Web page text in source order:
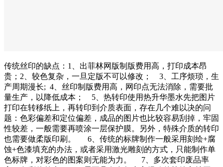
传统丝印的缺点：1、出菲林网版制版费用高，打印成本昂
贵；2、较色复杂，一旦定版不可以修改； 3、工序烦琐，生
产周期漫长; 4、丝印制版费用高，网印点无法消除，需要批
量生产，以降低成本； 5、热转印使用热升华墨水先把图片
打印在转移纸上，再转印到介质表面，存在几个难以决的问
题：色彩偏差和定位偏差，成品的图片也比较容易刮掉，牢固
性较差，一般需要再喷涂一层保护膜。另外，特殊介质的转印
也需要做柔版印刷。 6、传统的标牌制作一般采用刻绘+腐
蚀+色漆填充的办法，或者采用激光雕刻的方式，只能制作单
色标牌，对彩色的图案则无能为力。 7、多次套印废品率